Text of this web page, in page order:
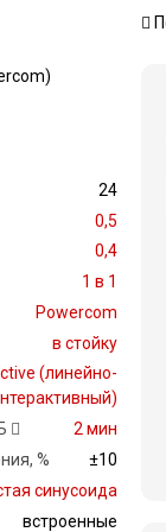
24
0,5
0,4
1 в 1
Powercom
в стойку
(линейно-
2 мин
%
±10
синусоида
встроенные